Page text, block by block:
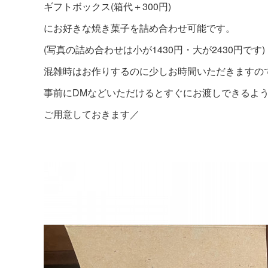
ギフトボックス(箱代＋300円)
にお好きな焼き菓子を詰め合わせ可能です。
(写真の詰め合わせは小が1430円・大が2430円です)
混雑時はお作りするのに少しお時間いただきますの
事前にDMなどいただけるとすぐにお渡しできるよ
ご用意しておきます／